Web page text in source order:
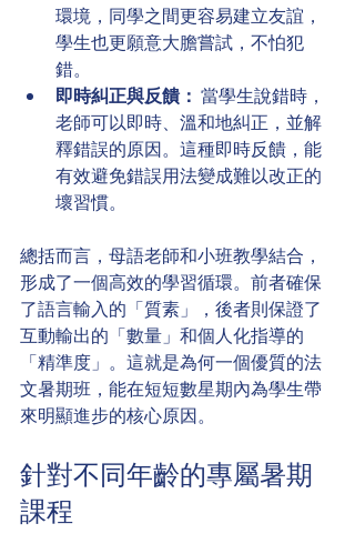
環境，同學之間更容易建立友誼，
學生也更願意大膽嘗試，不怕犯
錯。
即時糾正與反饋： 當學生說錯時，
老師可以即時、溫和地糾正，並解
釋錯誤的原因。這種即時反饋，能
有效避免錯誤用法變成難以改正的
壞習慣。
總括而言，母語老師和小班教學結合，
形成了一個高效的學習循環。前者確保
了語言輸入的「質素」，後者則保證了
互動輸出的「數量」和個人化指導的
「精準度」。這就是為何一個優質的法
文暑期班，能在短短數星期內為學生帶
來明顯進步的核心原因。
針對不同年齡的專屬暑期
課程